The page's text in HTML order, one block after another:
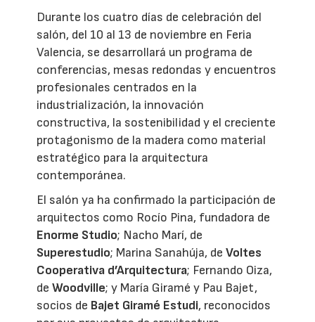
Durante los cuatro días de celebración del
salón, del 10 al 13 de noviembre en Feria
Valencia, se desarrollará un programa de
conferencias, mesas redondas y encuentros
profesionales centrados en la
industrialización, la innovación
constructiva, la sostenibilidad y el creciente
protagonismo de la madera como material
estratégico para la arquitectura
contemporánea.
El salón ya ha confirmado la participación de
arquitectos como Rocío Pina, fundadora de
Enorme Studio; Nacho Marí, de
Superestudio; Marina Sanahúja, deVoltes
Cooperativa d’Arquitectura; Fernando Oiza,
deWoodville; y María Giramé y Pau Bajet,
socios de Bajet Giramé Estudi, reconocidos